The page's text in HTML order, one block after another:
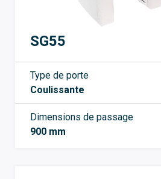
SG55
Type de porte
Coulissante
Dimensions de passage
900 mm